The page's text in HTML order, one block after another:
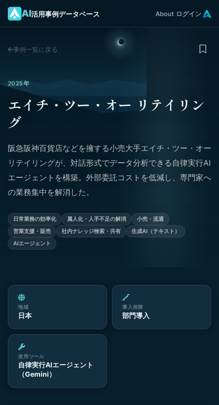
AI活用事例データベース About ログイン
事例一覧に戻る
2025年
エイチ・ツー・オー リテイリン
グ
阪急阪神百貨店などを擁する小売大手エイチ・ツー・オー
リテイリングが、対話形式でデータ分析できる自律実行AI
エージェントを構築。外部委託コストを低減し、専門家へ
の業務集中を解消した。
日常業務の効率化 属人化・人手不足の解消
小売・流通
営業支援・販売
社内ナレッジ検索・共有
生成AI（テキスト）
AIエージェント
地域
日本
導入段階
部門導入
使用ツール
自律実行AIエージェント
（Gemini）